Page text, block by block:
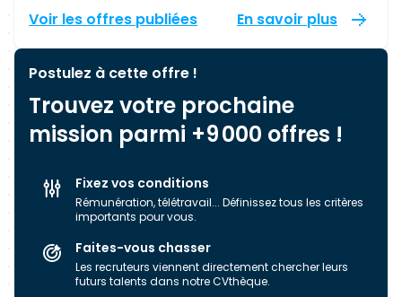
sont notre force, la détection de vos meilleurs
contexte de l’entreprise, ses besoins et ses
enjeux tout en conciliant la culture et la pluralité
des expertises comme moteur de la réussite de
vos projets. Ce n’est pas uniquement avec les
meetshake », tout est une question d’alchimie,
de recette 😊 Alors ne cherchez plus le mouton
Voir les offres publiées En savoir plus
Postulez à cette offre !
Trouvez votre prochaine
mission parmi +9 000 offres !
Fixez vos conditions
Rémunération, télétravail... Définissez tous les critères
importants pour vous.
Faites-vous chasser
Les recruteurs viennent directement chercher leurs
futurs talents dans notre CVthèque.